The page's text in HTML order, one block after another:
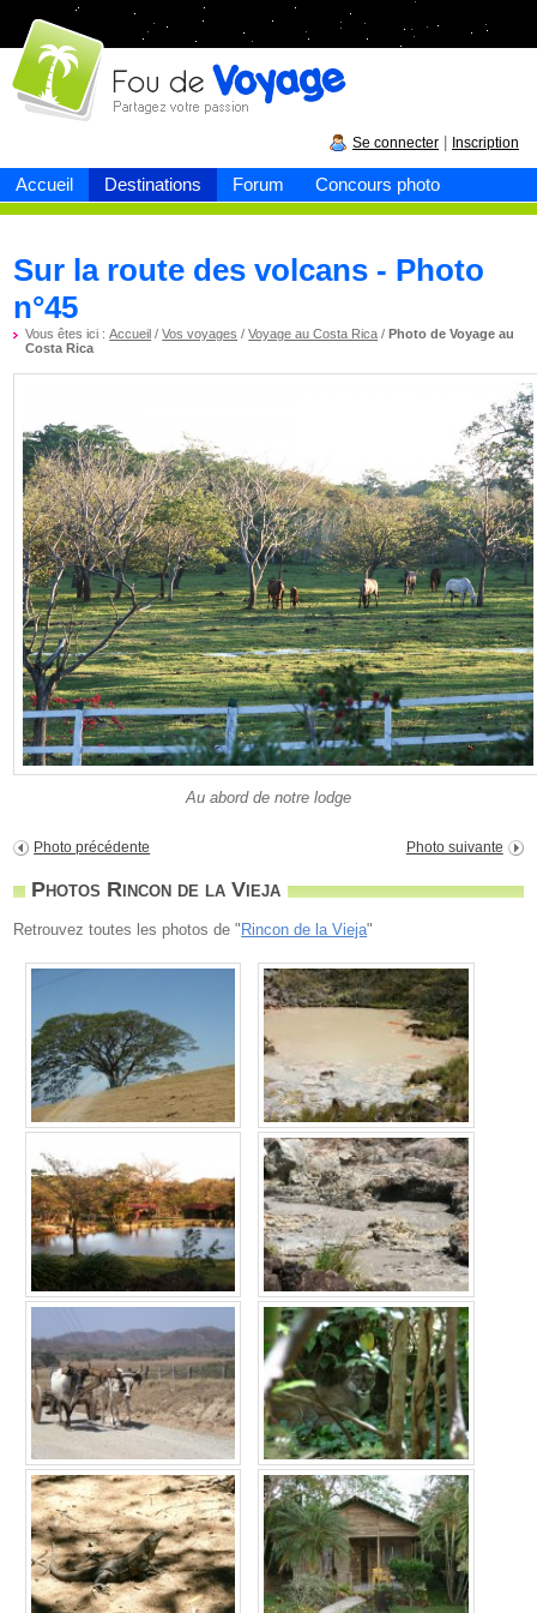
Accueil Destinations Forum Concours photo
Fou devoyage
Se connecter Inscription
Sur la route des volcans - Photo
n°45
Vous êtes ici :Accueil /Vos voyages /Voyage au Costa Rica /Photo de Voyage au
Costa Rica
Au abord de notre lodge
Photo précédente Photo suivante
Photos Rincon de la Vieja
Retrouvez toutes les photos de " Rincon de la Vieja"